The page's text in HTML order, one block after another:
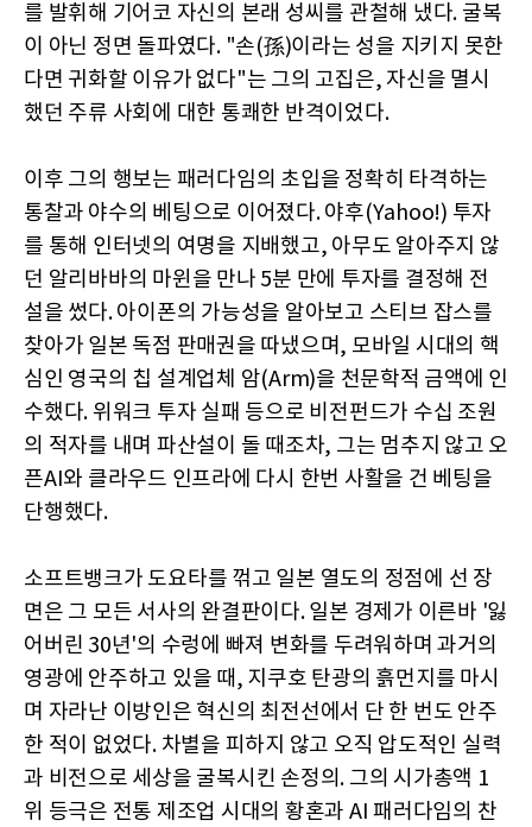
를 발휘해 기어코 자신의 본래 성씨를 관철해 냈다. 굴복
이 아닌 정면 돌파였다. "손(孫)이라는 성을 지키지 못한
다면 귀화할 이유가 없다"는 그의 고집은, 자신을 멸시
했던 주류 사회에 대한 통쾌한 반격이었다.
이후 그의 행보는 패러다임의 초입을 정확히 타격하는
통찰과 야수의 베팅으로 이어졌다. 야후(Yahoo!) 투자
를 통해 인터넷의 여명을 지배했고, 아무도 알아주지 않
던 알리바바의 마윈을 만나 5분 만에 투자를 결정해 전
설을 썼다. 아이폰의 가능성을 알아보고 스티브 잡스를
찾아가 일본 독점 판매권을 따냈으며, 모바일 시대의 핵
심인 영국의 칩 설계업체 암(Arm)을 천문학적 금액에 인
수했다. 위워크 투자 실패 등으로 비전펀드가 수십 조원
의 적자를 내며 파산설이 돌 때조차, 그는 멈추지 않고 오
픈AI와 클라우드 인프라에 다시 한번 사활을 건 베팅을
단행했다.
소프트뱅크가 도요타를 꺾고 일본 열도의 정점에 선 장
면은 그 모든 서사의 완결판이다. 일본 경제가 이른바 '잃
어버린 30년'의 수렁에 빠져 변화를 두려워하며 과거의
영광에 안주하고 있을 때, 지쿠호 탄광의 흙먼지를 마시
며 자라난 이방인은 혁신의 최전선에서 단 한 번도 안주
한 적이 없었다. 차별을 피하지 않고 오직 압도적인 실력
과 비전으로 세상을 굴복시킨 손정의. 그의 시가총액 1
위 등극은 전통 제조업 시대의 황혼과 AI 패러다임의 찬